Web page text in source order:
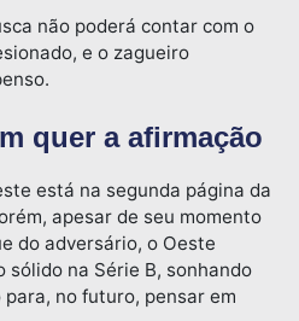
não poderá contar com o
e o zagueiro
quer a afirmação
está na segunda página da
apesar de seu momento
do adversário, o Oeste
sólido na Série B, sonhando
no futuro, pensar em